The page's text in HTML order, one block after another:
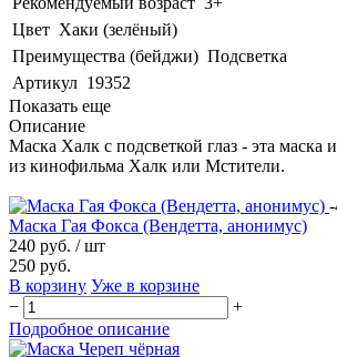
Цвет Хаки (зелёный)
Преимущества (бейджи) Подсветка
Артикул 19352
Показать еще
Описание
Маска Халк с подсветкой глаз - эта маска
из кинофильма Халк или Мстители.
Маска Гая Фокса (Вендетта, анонимус)
240 руб. / шт
250 руб.
В корзину Уже в корзине
−
+
Подробное описание